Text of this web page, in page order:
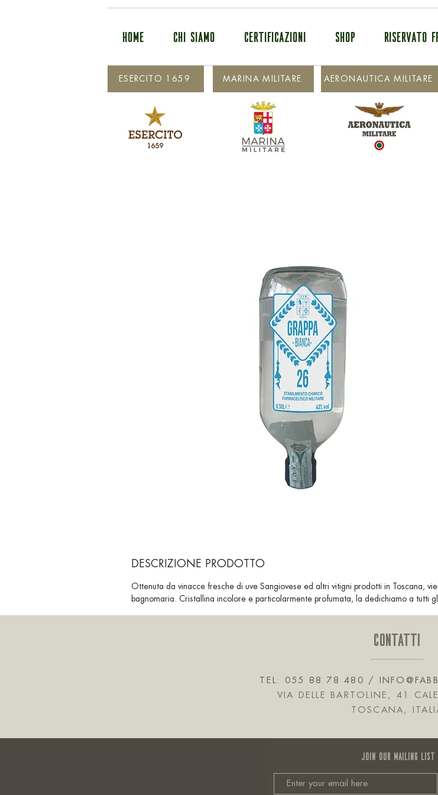
HOME CHI SIAMO CERTIFICAZIONI SHOP RISERVATO
ESERCITO 1659 AERONAUTICA MILITARE
MARINA MILITARE
DESCRIZIONE PRODOTTO
Ottenuta da vinacce fresche di uve Sangiovese ed altri vitigni prodotti in Toscana,
bagnomaria. Cristallina incolore e particolarmente profumata, la dedichiamo a tutti
CONTATTI
TEL: 055 88 78 480 /
VIA DELLE BARTOLINE, 41
TOSCANA,
JOIN OUR MAILING LIST